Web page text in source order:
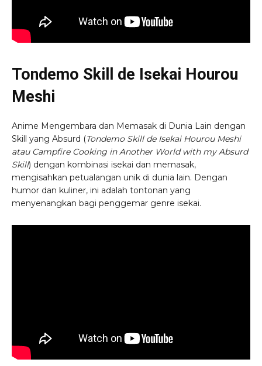
Tondemo Skill de Isekai Hourou
Meshi
Anime Mengembara dan Memasak di Dunia Lain dengan
Skill yang Absurd (Tondemo Skill de Isekai Hourou Meshi
atau Campfire Cooking in Another World with my Absurd
Skill) dengan kombinasi isekai dan memasak,
mengisahkan petualangan unik di dunia lain. Dengan
humor dan kuliner, ini adalah tontonan yang
menyenangkan bagi penggemar genre isekai.